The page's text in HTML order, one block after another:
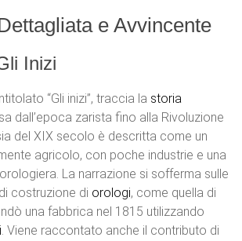
e Avvincente
Inizi
“Gli inizi”, traccia la storia
dall’epoca zarista fino alla Rivoluzione
del XIX secolo è descritta come un
agricolo, con poche industrie e una
La narrazione si sofferma sulle
costruzione di orologi, come quella di
una fabbrica nel 1815 utilizzando
. Viene raccontato anche il contributo di